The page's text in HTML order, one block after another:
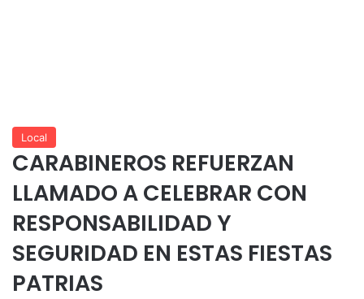
Local
CARABINEROS REFUERZAN
LLAMADO A CELEBRAR CON
RESPONSABILIDAD Y
SEGURIDAD EN ESTAS FIESTAS
PATRIAS